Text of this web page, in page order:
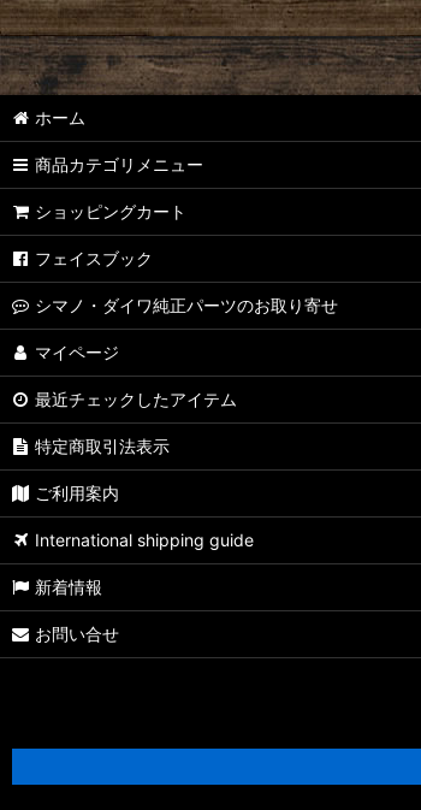
【シマノ】18-19ステラ［STELLA］対応 カスタム
【シマノ】14ステラ［STELLA］対応 カスタムパー
【シマノ】10ステラ［STELLA］対応 カスタムパー
【シマノ】07ステラ［STELLA］対応 カスタムパー
【シマノ】19-22ステラSW［STELLA SW］対応 カ
【シマノ】13ステラSW［STELLA SW］対応 カスタ
【シマノ】08ステラSW［STELLA SW］対応 カスタ
【シマノ】01ステラSW［STELLA SW］対応 カスタ
【シマノ】19ヴァンキッシュ［VANQUISH］対応 カ
17ヴァンキッシュFW用
【シマノ】16ヴァンキッシュ・17ヴァンキッシュ
【シマノ】12-13ヴァンキッシュ&リミテッド［
ホーム
商品カテゴリメニュー
ショッピングカート
フェイスブック
シマノ・ダイワ純正パーツのお取り寄せ
マイページ
最近チェックしたアイテム
特定商取引法表示
ご利用案内
International shipping guide
新着情報
お問い合せ